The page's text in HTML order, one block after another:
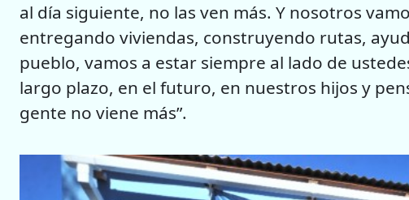
al día siguiente, no las ven más. Y nosotros
entregando viviendas, construyendo rutas,
pueblo, vamos a estar siempre al lado de
largo plazo, en el futuro, en nuestros hijos y
gente no viene más”.